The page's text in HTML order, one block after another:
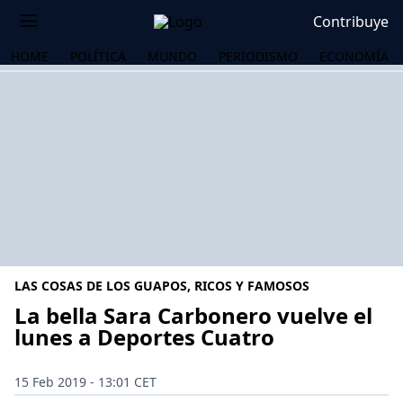
Contribuye
HOME POLÍTICA MUNDO PERIODISMO ECONOMÍA
LAS COSAS DE LOS GUAPOS, RICOS Y FAMOSOS
La bella Sara Carbonero vuelve el
lunes a Deportes Cuatro
15 Feb 2019 - 13:01 CET